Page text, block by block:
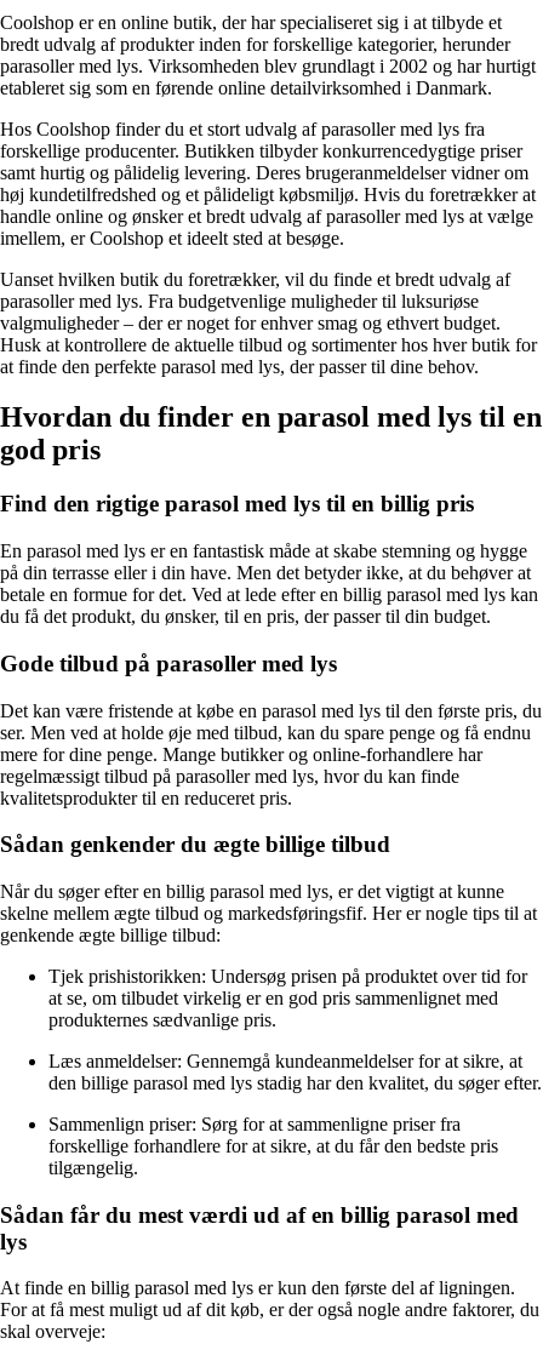
Coolshop er en online butik, der har specialiseret sig i at tilbyde et
bredt udvalg af produkter inden for forskellige kategorier, herunder
parasoller med lys. Virksomheden blev grundlagt i 2002 og har hurtigt
etableret sig som en førende online detailvirksomhed i Danmark.
Hos Coolshop finder du et stort udvalg af parasoller med lys fra
forskellige producenter. Butikken tilbyder konkurrencedygtige priser
samt hurtig og pålidelig levering. Deres brugeranmeldelser vidner om
høj kundetilfredshed og et pålideligt købsmiljø. Hvis du foretrækker at
handle online og ønsker et bredt udvalg af parasoller med lys at vælge
imellem, er Coolshop et ideelt sted at besøge.
Uanset hvilken butik du foretrækker, vil du finde et bredt udvalg af
parasoller med lys. Fra budgetvenlige muligheder til luksuriøse
valgmuligheder – der er noget for enhver smag og ethvert budget.
Husk at kontrollere de aktuelle tilbud og sortimenter hos hver butik for
at finde den perfekte parasol med lys, der passer til dine behov.
Hvordan du finder en parasol med lys til en
god pris
Find den rigtige parasol med lys til en billig pris
En parasol med lys er en fantastisk måde at skabe stemning og hygge
på din terrasse eller i din have. Men det betyder ikke, at du behøver at
betale en formue for det. Ved at lede efter en billig parasol med lys kan
du få det produkt, du ønsker, til en pris, der passer til din budget.
Gode tilbud på parasoller med lys
Det kan være fristende at købe en parasol med lys til den første pris, du
ser. Men ved at holde øje med tilbud, kan du spare penge og få endnu
mere for dine penge. Mange butikker og online-forhandlere har
regelmæssigt tilbud på parasoller med lys, hvor du kan finde
kvalitetsprodukter til en reduceret pris.
Sådan genkender du ægte billige tilbud
Når du søger efter en billig parasol med lys, er det vigtigt at kunne
skelne mellem ægte tilbud og markedsføringsfif. Her er nogle tips til at
genkende ægte billige tilbud:
Tjek prishistorikken: Undersøg prisen på produktet over tid for
at se, om tilbudet virkelig er en god pris sammenlignet med
produkternes sædvanlige pris.
Læs anmeldelser: Gennemgå kundeanmeldelser for at sikre, at
den billige parasol med lys stadig har den kvalitet, du søger efter.
Sammenlign priser: Sørg for at sammenligne priser fra
forskellige forhandlere for at sikre, at du får den bedste pris
tilgængelig.
Sådan får du mest værdi ud af en billig parasol med
lys
At finde en billig parasol med lys er kun den første del af ligningen.
For at få mest muligt ud af dit køb, er der også nogle andre faktorer, du
skal overveje: